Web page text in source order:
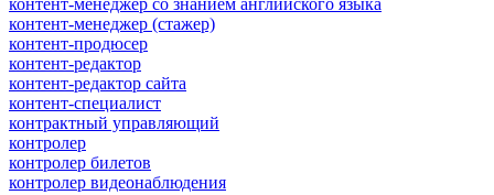
контент-менеджер (стажер)
контент-продюсер
контент-редактор
контент-редактор сайта
контент-специалист
контрактный управляющий
контролер
контролер билетов
контролер видеонаблюдения